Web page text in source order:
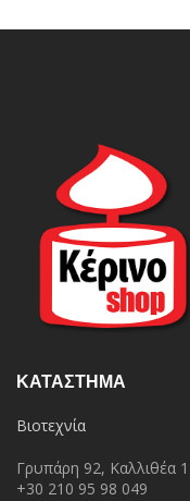
ΚΑΤΆΣΤΗΜΑ
Βιοτεχνία
Γρυπάρη 92, Καλλιθέα
+30 210 95 98 049